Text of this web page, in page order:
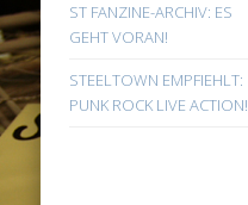
ST FANZINE-ARCHIV: ES
GEHT VORAN!
STEELTOWN EMPFIEHLT:
PUNK ROCK LIVE ACTION!